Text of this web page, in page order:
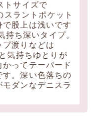
トサイズで
スラントポケット
股上は浅いです
ち深いタイプ。
プ渡りなどは
気持ちゆとりが
ってテーパード
す。深い色落ちの
ダンなデニスラ